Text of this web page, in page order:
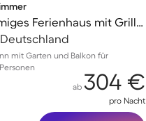
Voll ausgestattetes geräumiges Ferienhaus mit Grill, Garten und Terrasse | Naturblick
mit Garten und Balkon für
ab 304 €
pro Nacht